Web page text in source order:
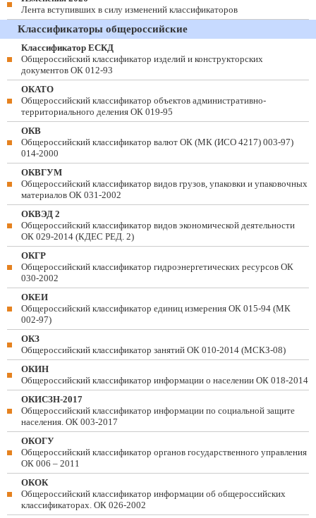
Лента вступивших в силу изменений классификаторов
Классификаторы общероссийские
Классификатор ЕСКД
Общероссийский классификатор изделий и конструкторских
документов ОК 012-93
ОКАТО
Общероссийский классификатор объектов административно-
территориального деления ОК 019-95
ОКВ
Общероссийский классификатор валют ОК (МК (ИСО 4217) 003-97)
014-2000
ОКВГУМ
Общероссийский классификатор видов грузов, упаковки и упаковочных
материалов ОК 031-2002
ОКВЭД 2
Общероссийский классификатор видов экономической деятельности
ОК 029-2014 (КДЕС РЕД. 2)
ОКГР
Общероссийский классификатор гидроэнергетических ресурсов ОК
030-2002
ОКЕИ
Общероссийский классификатор единиц измерения ОК 015-94 (МК
002-97)
ОКЗ
Общероссийский классификатор занятий ОК 010-2014 (МСКЗ-08)
ОКИН
Общероссийский классификатор информации о населении ОК 018-2014
ОКИСЗН-2017
Общероссийский классификатор информации по социальной защите
населения. ОК 003-2017
ОКОГУ
Общероссийский классификатор органов государственного управления
ОК 006 – 2011
ОКОК
Общероссийский классификатор информации об общероссийских
классификаторах. ОК 026-2002